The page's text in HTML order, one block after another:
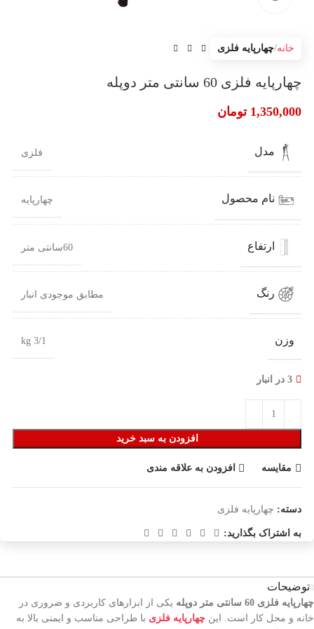
خانه چهارپایه فلزی
چهارپایه فلزی 60 سانتی متر دوپله
1,350,000 تومان
مدل فلزی
نام محصول چهارپایه
ارتفاع 60سانتی متر
رنگ مطابق موجودی انبار
وزن 3/1 kg
3 در انبار
افزودن به سبد خرید
مقایسه افزودن به علاقه مندی
دسته: چهارپایه فلزی
به اشتراک بگذارید:
توضیحات
چهارپایه فلزی 60 سانتی متر دوپله
یکی از ابزارهای کاربردی و ضروری در
خانه و محل کار است. این چهارپایه فلزی با طراحی مناسب و ایمنی بالا به